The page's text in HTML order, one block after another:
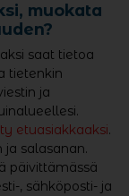
muokata
saat tietoa
tietenkin
ja
etuasiakkaaksi.
salasanan.
päivittämässä
, sähköposti- ja